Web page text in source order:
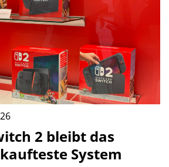
2 bleibt das
System